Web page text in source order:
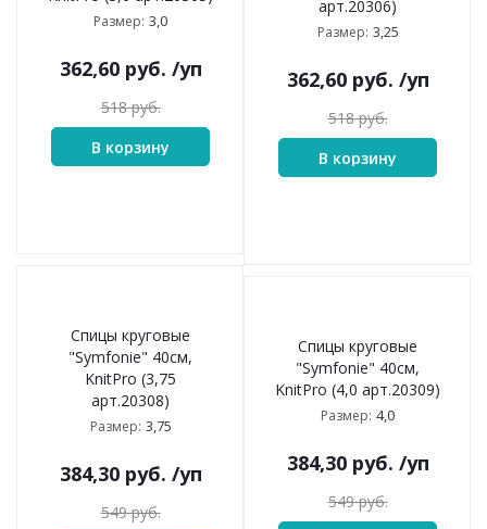
Размер: 3,0
362,60руб. /уп
518руб.
В корзину
арт.20306)
Размер: 3,25
362,60руб. /уп
518руб.
В корзину
Спицы круговые
"Symfonie" 40см,
KnitPro (3,75
арт.20308)
Размер: 3,75
384,30руб. /уп
549руб.
Спицы круговые
"Symfonie" 40см,
KnitPro (4,0 арт.20309)
Размер: 4,0
384,30руб. /уп
549руб.